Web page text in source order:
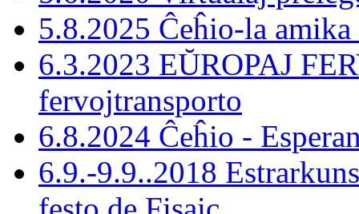
5.8.2025 Ĉeĥio-la
6.3.2023 EŬROPAJ
fervojtransporto
6.8.2024 Ĉeĥio -
6.9.-9.9..2018